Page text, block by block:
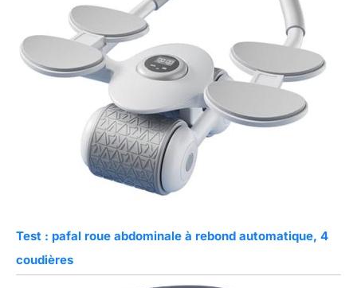
Test : pafal roue abdominale à rebond automatique, 4
coudières